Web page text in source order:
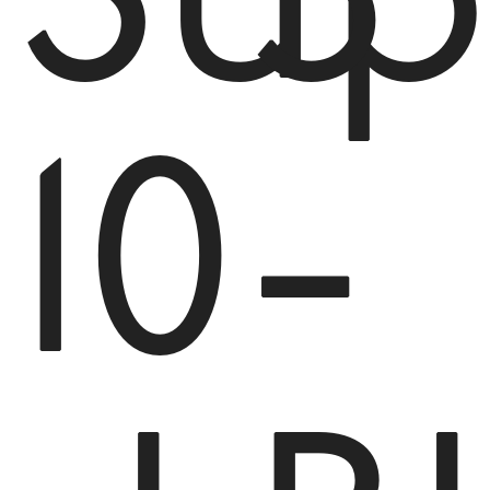
10-